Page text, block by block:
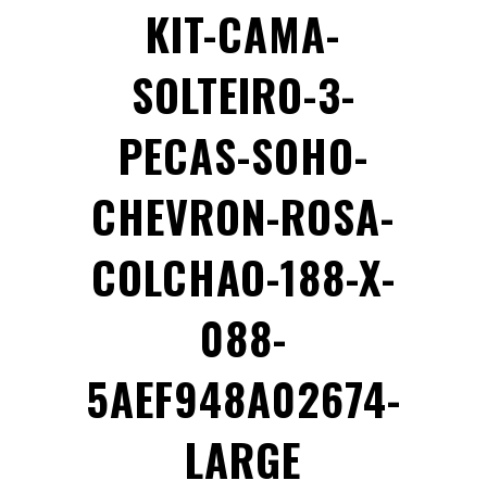
KIT-CAMA-
SOLTEIRO-3-
PECAS-SOHO-
CHEVRON-ROSA-
COLCHAO-188-X-
088-
5AEF948A02674-
LARGE